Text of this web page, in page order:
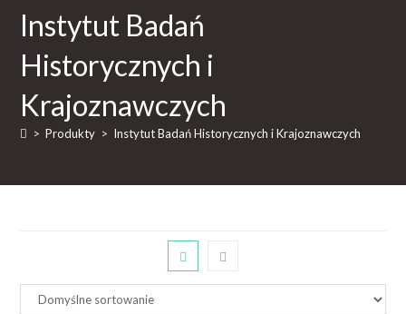
Instytut Badań
Historycznych i
Krajoznawczych
> Produkty > Instytut Badań Historycznych i Krajoznawczych